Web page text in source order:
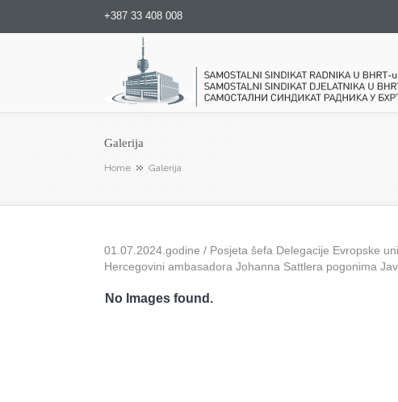
+387 33 408 008
Samostalni sindikat radnika u
Galerija
Home Galerija
01.07.2024.godine / Posjeta šefa Delegacije Evropske
Hercegovini ambasadora Johanna Sattlera pogonima
No Images found.